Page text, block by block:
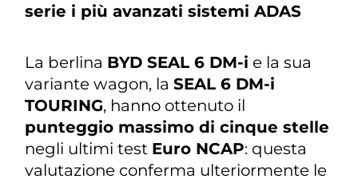
serie i più avanzati sistemi ADAS
La berlina BYD SEAL 6 DM-i e la sua
variante wagon, laSEAL 6 DM-i
TOURING, hanno ottenuto il
punteggio massimo di cinque stelle
negli ultimi test Euro NCAP: questa
valutazione conferma ulteriormente le